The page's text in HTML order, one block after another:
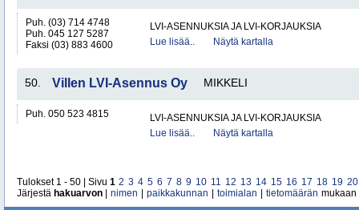
Puh. (03) 714 4748
Puh. 045 127 5287
Faksi (03) 883 4600
LVI-ASENNUKSIA JA LVI-KORJAUKSIA
Lue lisää..
Näytä kartalla
50. Villen LVI-Asennus Oy MIKKELI
Puh. 050 523 4815
LVI-ASENNUKSIA JA LVI-KORJAUKSIA
Lue lisää..
Näytä kartalla
Tulokset 1 - 50 | Sivu 1 2 3 4 5 6 7 8 9 10 11 12 13 14 15 16 17 18 19 20
Järjestä hakuarvon nimen paikkakunnan toimialan tietomäärän mukaan